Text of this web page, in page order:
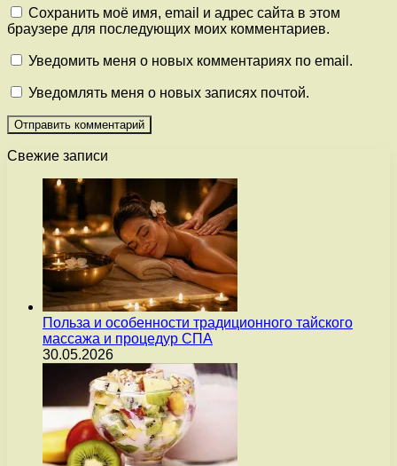
Сохранить моё имя, email и адрес сайта в этом
браузере для последующих моих комментариев.
Уведомить меня о новых комментариях по email.
Уведомлять меня о новых записях почтой.
Свежие записи
Польза и особенности традиционного тайского
массажа и процедур СПА
30.05.2026